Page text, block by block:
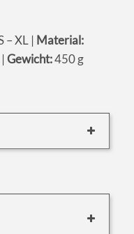
– XL | Material:
Gewicht:450 g